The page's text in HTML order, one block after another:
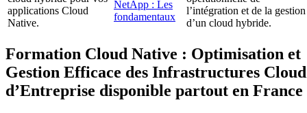
applications Cloud
Native.
NetApp : Les
fondamentaux
l’intégration et de la gestion
d’un cloud hybride.
Formation Cloud Native : Optimisation et
Gestion Efficace des Infrastructures Cloud
d’Entreprise disponible partout en France